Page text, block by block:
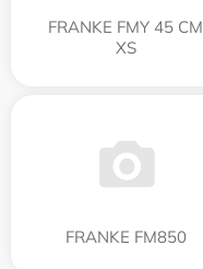
FRANKE FMY 45 CM
XS
FRANKE FM850